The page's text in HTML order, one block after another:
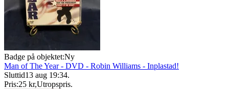
Badge på objektet:Ny
Man of The Year - DVD - Robin Williams - Inplastad!
Sluttid13 aug 19:34.
Pris:25 kr,Utropspris.